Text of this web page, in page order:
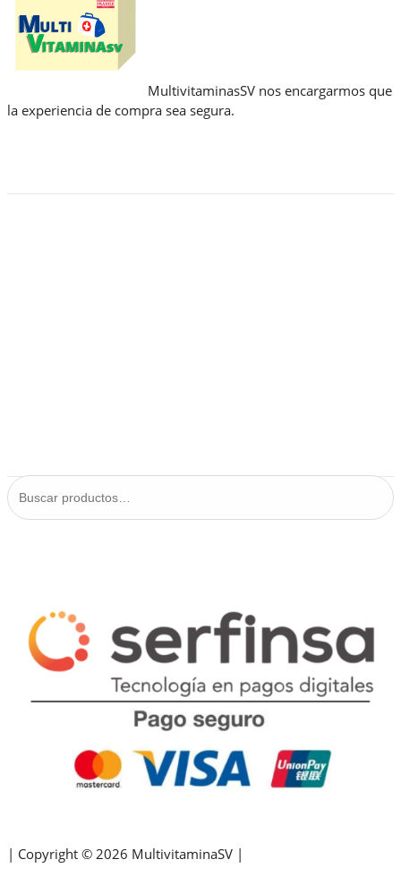
MultivitaminasSV nos encargarmos que
la experiencia de compra sea segura.
Buscar
por:
| Copyright © 2026 MultivitaminaSV |